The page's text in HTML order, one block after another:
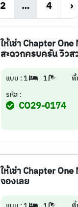
2 … 4 ›
ให้เช่า Chapter
สะดวกครบครัน วิวส
แบบ : 1 1 พื้
รหัส :
CO29-0174
ให้เช่า Chapter
จองเลย